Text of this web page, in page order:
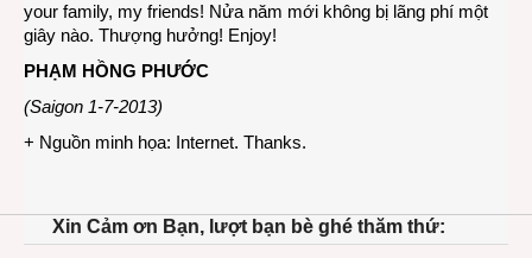
your family, my friends! Nửa năm mới không bị lãng phí một
giây nào. Thượng hưởng! Enjoy!
PHẠM HỒNG PHƯỚC
(Saigon 1-7-2013)
+ Nguồn minh họa: Internet. Thanks.
Xin Cảm ơn Bạn, lượt bạn bè ghé thăm thứ: